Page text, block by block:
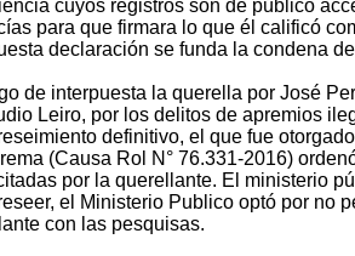
cuyos registros son de público
para que firmara lo que él calificó
declaración se funda la condena
de interpuesta la querella por José
Leiro, por los delitos de apremios
definitivo, el que fue
(Causa Rol N° 76.331-2016)
por la querellante. El ministerio
el Ministerio Publico optó por no
con las pesquisas.